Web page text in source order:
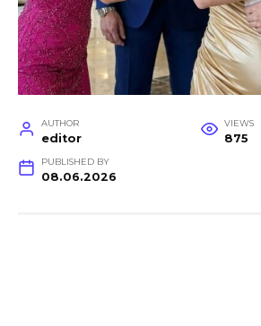
AUTHOR
editor
VIEWS
875
PUBLISHED BY
08.06.2026